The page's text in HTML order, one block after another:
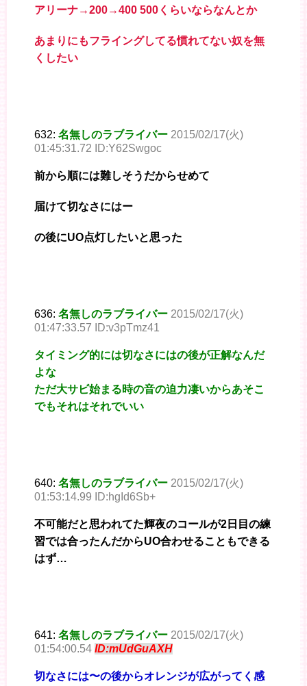
アリーナ→200→400 500くらいならなんとか
あまりにもフライングしてる慣れてない奴を無
くしたい
632: 名無しのラブライバー 2015/02/17(火)
01:45:31.72 ID:Y62Swgoc
前から順には難しそうだからせめて
届けて切なさにはー
の後にUO点灯したいと思った
636: 名無しのラブライバー 2015/02/17(火)
01:47:33.57 ID:v3pTmz41
タイミング的には切なさにはの後が正解なんだ
よな
ただ大サビ始まる時の音の迫力凄いからあそこ
でもそれはそれでいい
640: 名無しのラブライバー 2015/02/17(火)
01:53:14.99 ID:hgId6Sb+
不可能だと思われてた輝夜のコールが2日目の練
習では合ったんだからUO合わせることもできる
はず…
641: 名無しのラブライバー 2015/02/17(火)
01:54:00.54 ID:mUdGuAXH
切なさには〜の後からオレンジが広がってく感